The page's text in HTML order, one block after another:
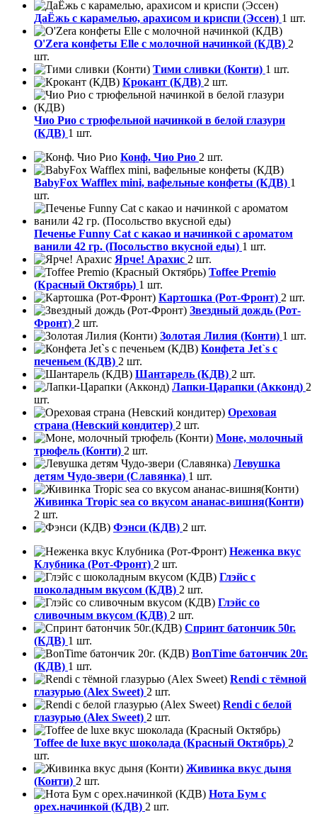
ДаЁжь с карамелью, арахисом и криспи (Эссен) 1 шт.
O'Zera конфеты Elle с молочной начинкой (КДВ) 2
шт.
Тими сливки (Конти) 1 шт.
Крокант (КДВ) 2 шт.
Чио Рио с трюфельной начинкой в белой глазури
(КДВ) 1 шт.
Конф. Чио Рио 2 шт.
BabyFox Wafflex mini, вафельные конфеты (КДВ) 1
шт.
Печенье Funny Сat с какао и начинкой с ароматом
ванили 42 гр. (Посольство вкусной еды) 1 шт.
Ярче! Арахис 2 шт.
Toffee Premio
(Красный Октябрь) 1 шт.
Картошка (Рот-Фронт) 2 шт.
Звездный дождь (Рот-
Фронт) 2 шт.
Золотая Лилия (Конти) 1 шт.
Конфета Jet`s с
печеньем (КДВ) 2 шт.
Шантарель (КДВ) 2 шт.
Лапки-Царапки (Акконд) 2
шт.
Ореховая
страна (Невский кондитер) 2 шт.
Моне, молочный
трюфель (Конти) 2 шт.
Левушка
детям Чудо-звери (Славянка) 1 шт.
Живинка Tropic sea со вкусом ананас-вишня(Конти)
2 шт.
Фэнси (КДВ) 2 шт.
Неженка вкус
Клубника (Рот-Фронт) 2 шт.
Глэйс с
шоколадным вкусом (КДВ) 2 шт.
Глэйс со
сливочным вкусом (КДВ) 2 шт.
Спринт батончик 50г.
(КДВ) 1 шт.
BonTime батончик 20г.
(КДВ) 1 шт.
Rendi с тёмной
глазурью (Alex Sweet) 2 шт.
Rendi с белой
глазурью (Alex Sweet) 2 шт.
Toffee de luxe вкус шоколада (Красный Октябрь) 2
шт.
Живинка вкус дыня
(Конти) 2 шт.
Нота Бум с
орех.начинкой (КДВ) 2 шт.